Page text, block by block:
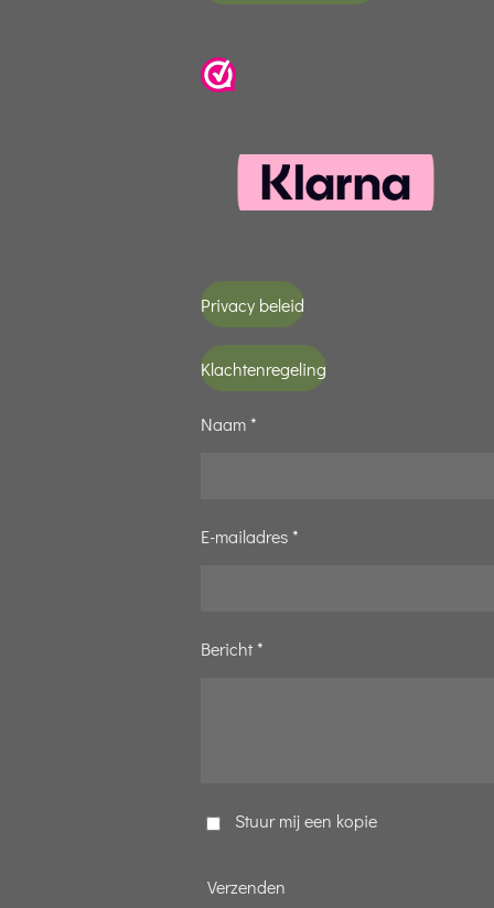
Privacy beleid
Klachtenregeling
Naam *
E-mailadres *
Bericht *
Stuur mij een kopie
Verzenden